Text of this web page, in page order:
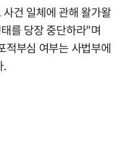
건 일체에 관해 왈가왈
를 당장 중단하라"며
적부심 여부는 사법부에
.